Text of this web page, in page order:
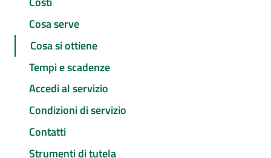
Cosa serve
Cosa si ottiene
Tempi e scadenze
Accedi al servizio
Condizioni di servizio
Contatti
Strumenti di tutela